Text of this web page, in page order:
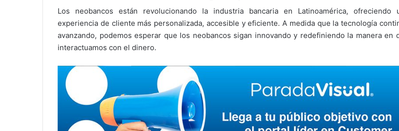
Los neobancos están revolucionando la industria bancaria en Latinoamérica, ofreciendo
experiencia de cliente más personalizada, accesible y eficiente. A medida que la tecnología
avanzando, podemos esperar que los neobancos sigan innovando y redefiniendo la manera en
interactuamos con el dinero.